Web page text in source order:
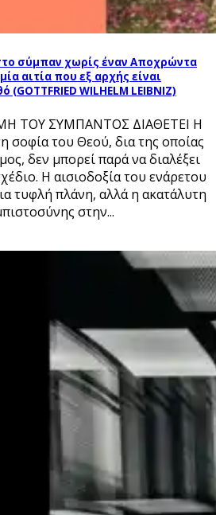
σύμπαν χωρίς έναν Αποχρώντα
αιτία που εξ αρχής είναι
WILHELM LEIBNIZ)
ΤΟΥ ΣΥΜΠΑΝΤΟΣ ΔΙΑΘΕΤΕΙ Η
του Θεού, δια της οποίας
δεν μπορεί παρά να διαλέξει
Η αισιοδοξία του ενάρετου
τυφλή πλάνη, αλλά η ακατάλυτη
στην...